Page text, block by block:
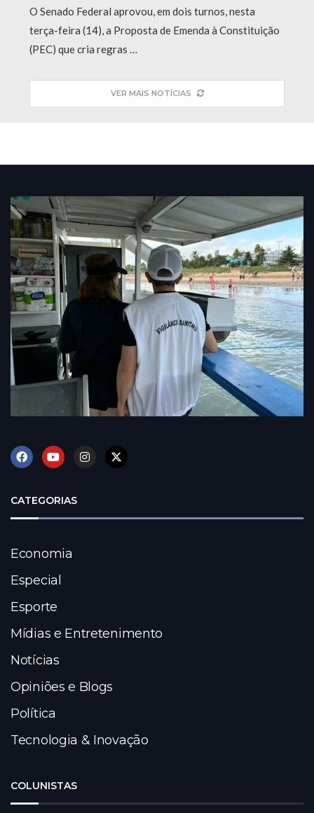
O Senado Federal aprovou, em dois turnos, nesta
terça-feira (14), a Proposta de Emenda à Constituição
(PEC) que cria regras …
VER MAIS NOTÍCIAS
CATEGORIAS
Economia
Especial
Esporte
Mídias e Entretenimento
Notícias
Opiniões e Blogs
Política
Tecnologia & Inovação
COLUNISTAS